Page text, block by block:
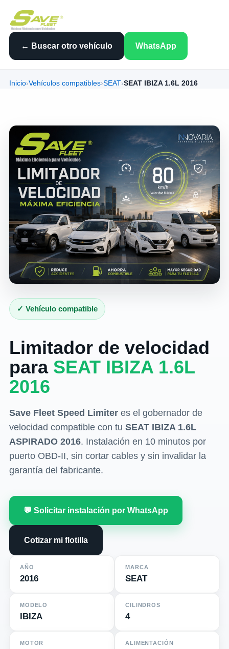
← Buscar otro vehículo WhatsApp
Inicio›Vehículos compatibles›SEAT›SEAT IBIZA 1.6L 2016
✓ Vehículo compatible
Limitador de velocidad
para SEAT IBIZA 1.6L
2016
Save Fleet Speed Limiteres el gobernador de
velocidad compatible con tu SEAT IBIZA 1.6L
ASPIRADO 2016. Instalación en 10 minutos por
puerto OBD-II, sin cortar cables y sin invalidar la
garantía del fabricante.
💬 Solicitar instalación por WhatsApp
Cotizar mi flotilla
AÑO
2016
MARCA
SEAT
MODELO
IBIZA
CILINDROS
4
MOTOR ALIMENTACIÓN